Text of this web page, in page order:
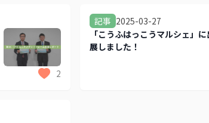
2
記事 2025-03-27
「こうふはっこうマルシェ」に
展しました！